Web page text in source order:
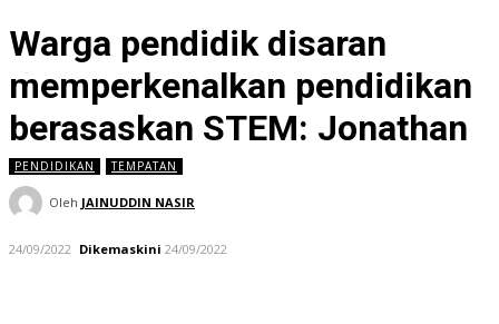
Warga pendidik disaran
memperkenalkan pendidikan
berasaskan STEM: Jonathan
PENDIDIKAN TEMPATAN
Oleh JAINUDDIN NASIR
24/09/2022 Dikemaskini 24/09/2022